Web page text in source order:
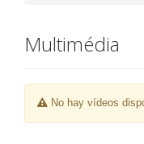
Multimédia
No hay vídeos